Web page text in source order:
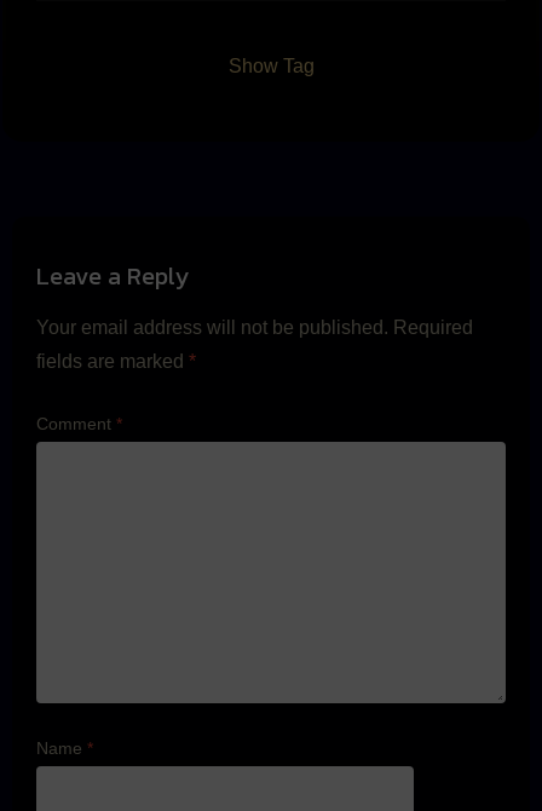
Show Tag
Leave a Reply
Your email address will not be published. Required
fields are marked *
Comment *
Name *